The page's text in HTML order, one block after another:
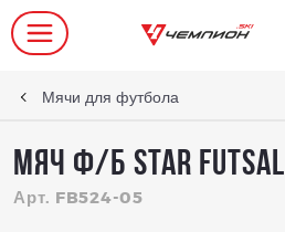
Мячи для футбола
Мяч ф/б Star Futsal
Арт. FB524-05